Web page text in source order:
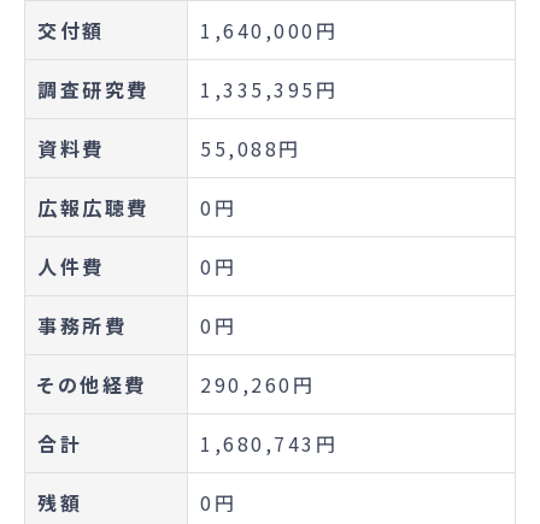
交付額 1,640,000円
調査研究費 1,335,395円
資料費 55,088円
広報広聴費 0円
人件費 0円
事務所費 0円
その他経費 290,260円
合計 1,680,743円
残額 0円